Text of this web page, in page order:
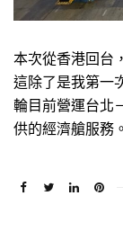
本次從香港回台
這除了是我第一
輪目前營運台北
供的經濟艙服務。